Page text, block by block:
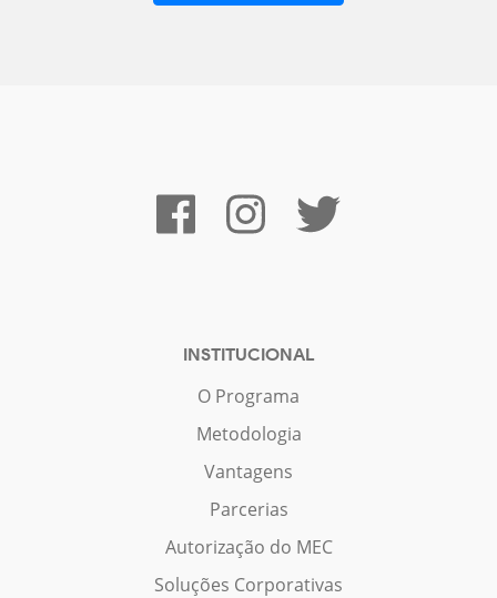
INSTITUCIONAL
O Programa
Metodologia
Vantagens
Parcerias
Autorização do MEC
Soluções Corporativas